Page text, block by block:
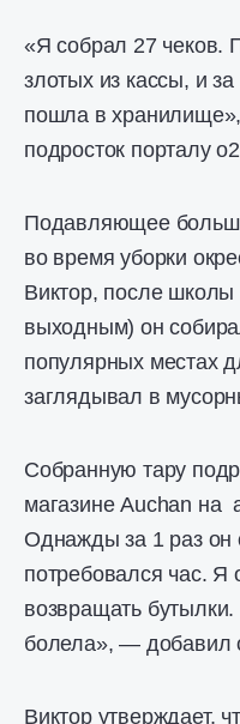
«Я собрал 27 чеков.
злотых из кассы, и
пошла в
подросток порталу
Подавляющее
во время уборки
Виктор, после
выходным) он
популярных местах
заглядывал в
Собранную тару
магазине Auchan на
Однажды за 1 раз он
потребовался час. Я
возвращать
болела», — добавил
Виктор утверждает,